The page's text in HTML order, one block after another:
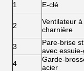
1
E-clé
2
Ventilateur à
charnière
3
Pare-brise
avec
4
Garde-
acier